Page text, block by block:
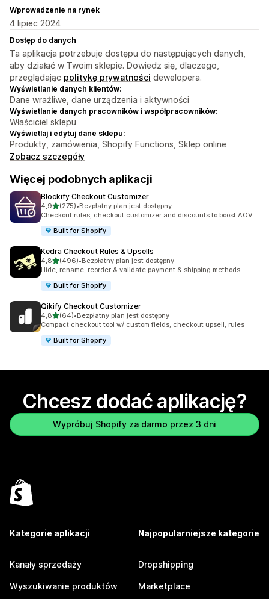
Wprowadzenie na rynek
4 lipiec 2024
Dostęp do danych
Ta aplikacja potrzebuje dostępu do następujących danych,
aby działać w Twoim sklepie. Dowiedz się, dlaczego,
przeglądając politykę prywatności dewelopera.
Wyświetlanie danych klientów:
Dane wrażliwe, dane urządzenia i aktywności
Wyświetlanie danych pracowników i współpracowników:
Właściciel sklepu
Wyświetlaj i edytuj dane sklepu:
Produkty, zamówienia, Shopify Functions, Sklep online
Zobacz szczegóły
Więcej podobnych aplikacji
Blockify Checkout Customizer
4,9na 5 gwiazdek
(275)
Łączna liczba recenzji: 275
•Bezpłatny plan jest dostępny
Checkout rules, checkout customizer and discounts to boost AOV
Built for Shopify
Kedra Checkout Rules & Upsells
4,8na 5 gwiazdek
(496)
Łączna liczba recenzji: 496
•Bezpłatny plan jest dostępny
Hide, rename, reorder & validate payment & shipping methods
Built for Shopify
Qikify Checkout Customizer
4,8na 5 gwiazdek
(64)
Łączna liczba recenzji: 64
•Bezpłatny plan jest dostępny
Compact checkout tool w/ custom fields, checkout upsell, rules
Built for Shopify
Chcesz dodać aplikację?
Wypróbuj Shopify za darmo przez 3 dni
Kategorie aplikacji
Kanały sprzedaży
Wyszukiwanie produktów
Najpopularniejsze kategorie
Dropshipping
Marketplace